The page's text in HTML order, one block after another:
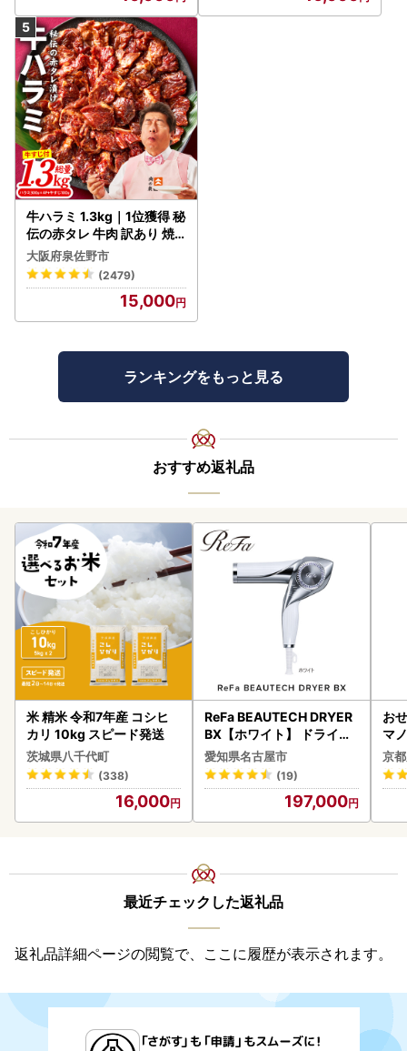
牛ハラミ 1.3kg｜1位獲得 秘
伝の赤タレ 牛肉 訳あり 焼
肉 BBQ
大阪府泉佐野市
(2479)
15,000
ランキングをもっと見る
おすすめ返礼品
米 精米 令和7年産 コシヒ
カリ 10kg スピード発送
茨城県八千代町
(338)
16,000
ReFa BEAUTECH DRYER
BX【ホワイト】 ドライヤ
ー 美容 家電 ドライヤー リ
ファ
愛知県名古屋市
(19)
197,000
お
マ
京
最近チェックした返礼品
返礼品詳細ページの閲覧で、ここに履歴が表示されます。